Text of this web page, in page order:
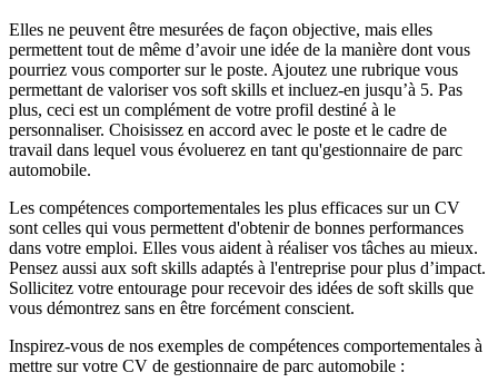
Elles ne peuvent être mesurées de façon objective, mais elles
permettent tout de même d’avoir une idée de la manière dont vous
pourriez vous comporter sur le poste. Ajoutez une rubrique vous
permettant de valoriser vos soft skills et incluez-en jusqu’à 5. Pas
plus, ceci est un complément de votre profil destiné à le
personnaliser. Choisissez en accord avec le poste et le cadre de
travail dans lequel vous évoluerez en tant qu'gestionnaire de parc
automobile.
Les compétences comportementales les plus efficaces sur un CV
sont celles qui vous permettent d'obtenir de bonnes performances
dans votre emploi. Elles vous aident à réaliser vos tâches au mieux.
Pensez aussi aux soft skills adaptés à l'entreprise pour plus d’impact.
Sollicitez votre entourage pour recevoir des idées de soft skills que
vous démontrez sans en être forcément conscient.
Inspirez-vous de nos exemples de compétences comportementales à
mettre sur votre CV de gestionnaire de parc automobile :